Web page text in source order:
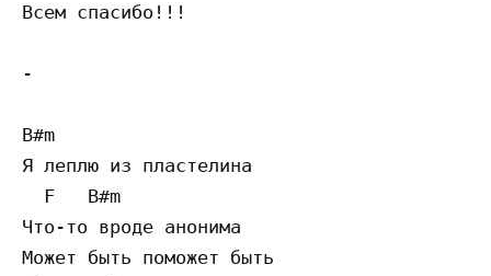
Всем спасибо!!!
-
B#m
Я леплю из пластелина
  F   B#m
Что-то вроде анонима
Может быть поможет быть